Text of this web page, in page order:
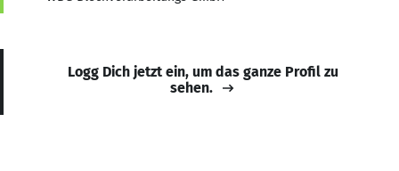
Logg Dich jetzt ein, um das ganze Profil zu
sehen.